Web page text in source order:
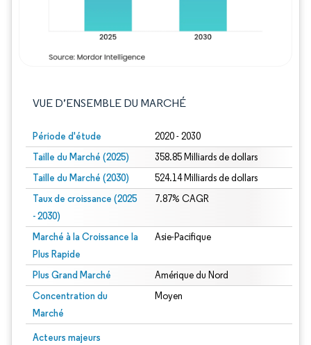
VUE D’ENSEMBLE DU MARCHÉ
Période d'étude 2020 - 2030
Taille du Marché (2025) 358.85 Milliards de dollars
Taille du Marché (2030) 524.14 Milliards de dollars
Taux de croissance (2025
- 2030)
7.87% CAGR
Marché à la Croissance la
Plus Rapide
Asie-Pacifique
Plus Grand Marché Amérique du Nord
Concentration du
Marché
Moyen
Acteurs majeurs
Image © Mordor Intelligence. La réutilisation nécessite une attribution sous CC